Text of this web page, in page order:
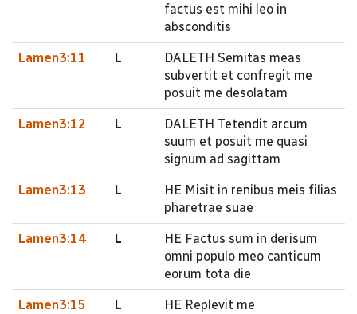
factus est mihi leo in
absconditis
Lamen3:11 L
DALETH Semitas meas
subvertit et confregit me
posuit me desolatam
Lamen3:12 L
DALETH Tetendit arcum
suum et posuit me quasi
signum ad sagittam
Lamen3:13 L
HE Misit in renibus meis filias
pharetrae suae
Lamen3:14 L
HE Factus sum in derisum
omni populo meo canticum
eorum tota die
Lamen3:15 L
HE Replevit me